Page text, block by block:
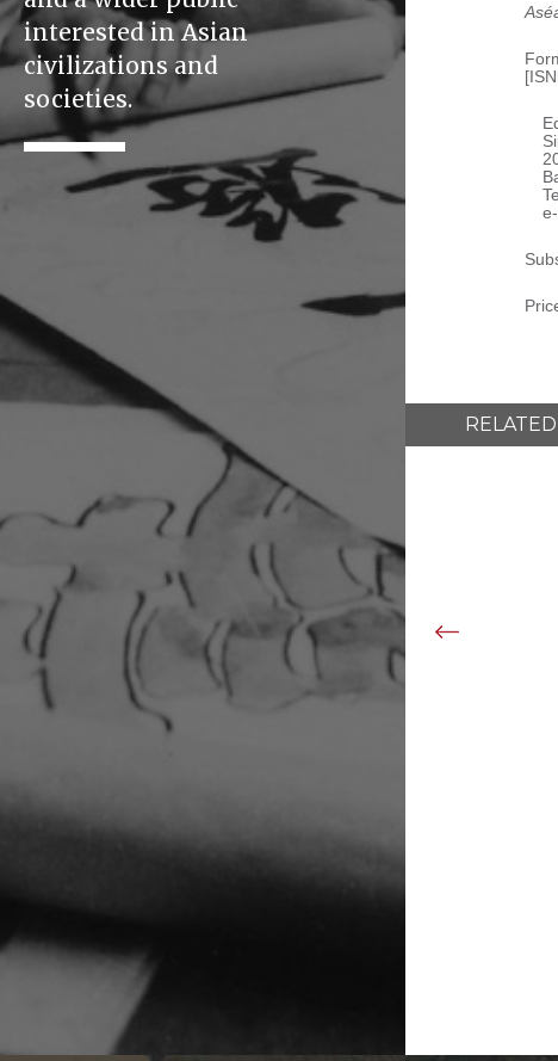
interested in Asian
civilizations and
societies.